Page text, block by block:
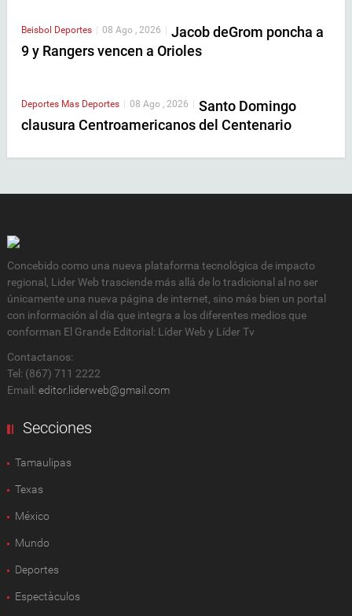
Beisbol Deportes | 08 Ago , 2026 | Jacob deGrom poncha a
9 y Rangers vencen a Orioles
Deportes Mas Deportes 08 Ago , 2026
Santo Domingo
clausura Centroamericanos del Centenario
Concebido como una nueva plataforma tecnológica de impacto
regional, Lider Web trasciende más allá de lo tradicional al no ser
únicamente una nueva página de internet, sino más bien un portal
con información al día que integra a los diferentes medios que
conforman El Grande Editorial: Líder Web y Líder Tv
Contactanos:
Tel: (867) 711 2222
Email: editor.liderweb@gmail.com
Secciones
Tamaulipas
Texas
México
Mundo
Deportes
Espectàculos